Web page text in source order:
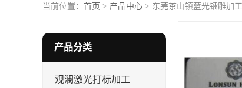
当前位置： 首页 > 产品中心 > 东莞茶山镇蓝光镭雕加
产品分类
观澜激光打标加工